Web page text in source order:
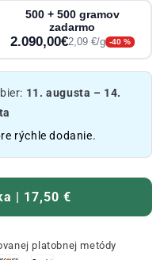
500 + 500 gramov
zadarmo
2.090,00€2,09 €/g -40 %
11. augusta – 14.
rýchle dodanie.
| 17,50 €
platobnej metódy